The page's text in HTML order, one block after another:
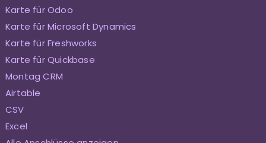
Karte für Odoo
Karte für Microsoft Dynamics
Karte für Freshworks
Karte für Quickbase
Montag CRM
Airtable
CSV
Excel